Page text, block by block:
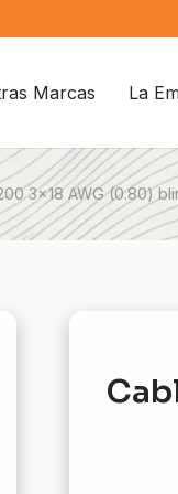
Marcas La
3×18 AWG (0.80)